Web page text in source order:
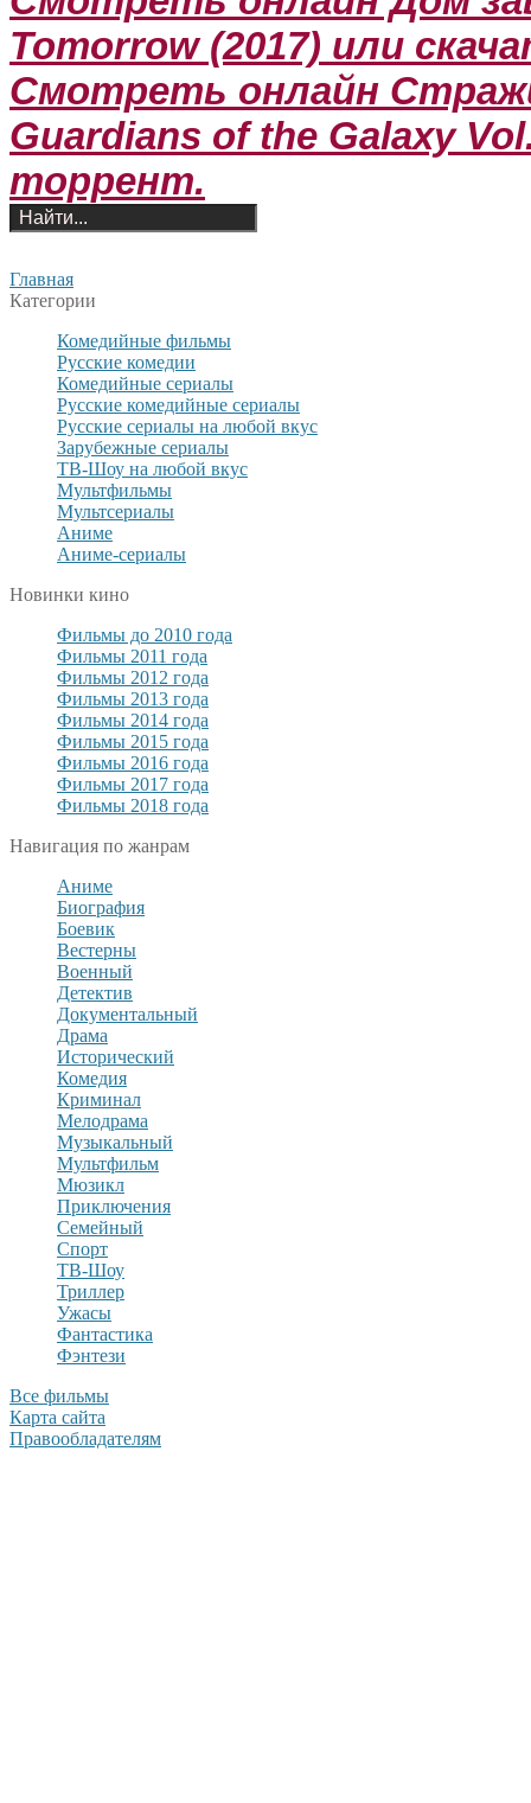
Tomorrow (2017) или
Смотреть онлайн
Guardians of the Galaxy
торрент.
Главная
Категории
Комедийные фильмы
Русские комедии
Комедийные сериалы
Русские комедийные сериалы
Русские сериалы на любой вкус
Зарубежные сериалы
ТВ-Шоу на любой вкус
Мультфильмы
Мультсериалы
Аниме
Аниме-сериалы
Новинки кино
Фильмы до 2010 года
Фильмы 2011 года
Фильмы 2012 года
Фильмы 2013 года
Фильмы 2014 года
Фильмы 2015 года
Фильмы 2016 года
Фильмы 2017 года
Фильмы 2018 года
Навигация по жанрам
Аниме
Биография
Боевик
Вестерны
Военный
Детектив
Документальный
Драма
Исторический
Комедия
Криминал
Мелодрама
Музыкальный
Мультфильм
Мюзикл
Приключения
Семейный
Спорт
ТВ-Шоу
Триллер
Ужасы
Фантастика
Фэнтези
Все фильмы
Карта сайта
Правообладателям